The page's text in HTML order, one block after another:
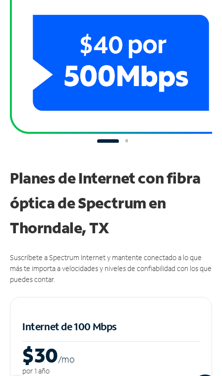
Planes de Internet con fibra
óptica de Spectrum en
Thorndale, TX
Suscríbete a Spectrum Internet y mantente conectado a lo que
más te importa a velocidades y niveles de confiabilidad con los que
puedes contar.
Internet de 100 Mbps
$30/mo
por 1 año